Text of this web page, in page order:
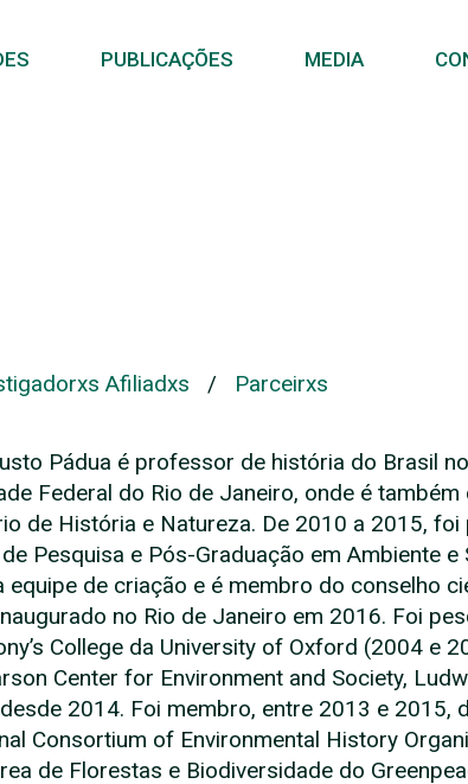
PUBLICAÇÕES MEDIA
Afiliadxs / Parceirxs
Pádua é professor de história do Brasil
Federal do Rio de Janeiro, onde é
de História e Natureza. De 2010 a 2015,
Pesquisa e Pós-Graduação em Ambiente e
equipe de criação e é membro do conselho
no Rio de Janeiro em 2016. Foi
College da University of Oxford (2004 e
Center for Environment and Society,
2014. Foi membro, entre 2013 e 2015,
Consortium of Environmental History
de Florestas e Biodiversidade do